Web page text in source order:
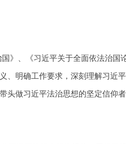
》、《习近平关于全面依法治国
、明确工作要求，深刻理解习近
头做习近平法治思想的坚定信仰